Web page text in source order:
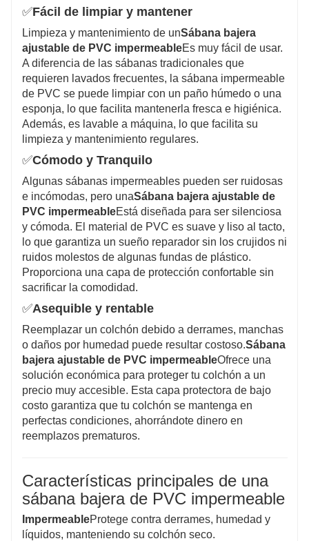
✅Fácil de limpiar y mantener
Limpieza y mantenimiento de unSábana bajera
ajustable de PVC impermeableEs muy fácil de usar.
A diferencia de las sábanas tradicionales que
requieren lavados frecuentes, la sábana impermeable
de PVC se puede limpiar con un paño húmedo o una
esponja, lo que facilita mantenerla fresca e higiénica.
Además, es lavable a máquina, lo que facilita su
limpieza y mantenimiento regulares.
✅Cómodo y Tranquilo
Algunas sábanas impermeables pueden ser ruidosas
e incómodas, pero unaSábana bajera ajustable de
PVC impermeableEstá diseñada para ser silenciosa
y cómoda. El material de PVC es suave y liso al tacto,
lo que garantiza un sueño reparador sin los crujidos ni
ruidos molestos de algunas fundas de plástico.
Proporciona una capa de protección confortable sin
sacrificar la comodidad.
✅Asequible y rentable
Reemplazar un colchón debido a derrames, manchas
o daños por humedad puede resultar costoso.Sábana
bajera ajustable de PVC impermeableOfrece una
solución económica para proteger tu colchón a un
precio muy accesible. Esta capa protectora de bajo
costo garantiza que tu colchón se mantenga en
perfectas condiciones, ahorrándote dinero en
reemplazos prematuros.
Características principales de una
sábana bajera de PVC impermeable
ImpermeableProtege contra derrames, humedad y
líquidos, manteniendo su colchón seco.